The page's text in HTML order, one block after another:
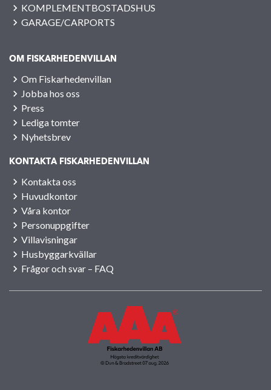
KOMPLEMENTBOSTADSHUS
GARAGE/CARPORTS
OM FISKARHEDENVILLAN
Om Fiskarhedenvillan
Jobba hos oss
Press
Lediga tomter
Nyhetsbrev
KONTAKTA FISKARHEDENVILLAN
Kontakta oss
Huvudkontor
Våra kontor
Personuppgifter
Villavisningar
Husbyggarkvällar
Frågor och svar – FAQ